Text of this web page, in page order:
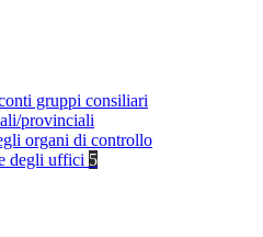
gruppi consiliari
provinciali
organi di controllo
degli uffici 5